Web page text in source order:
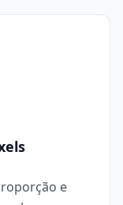
e